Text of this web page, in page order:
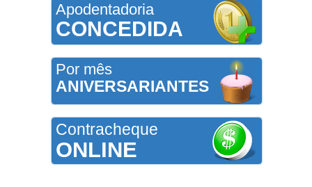
Apodentadoria
CONCEDIDA
Por mês
ANIVERSARIANTES
Contracheque
ONLINE